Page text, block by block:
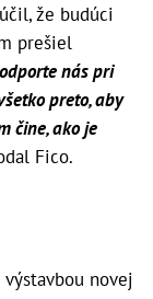
že budúci
prešiel
nás pri
preto, aby
čine, ako je
Fico.
novej